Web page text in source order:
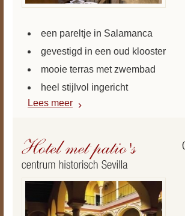
een pareltje in Salamanca
gevestigd in een oud klooster
mooie terras met zwembad
heel stijlvol ingericht
Lees meer